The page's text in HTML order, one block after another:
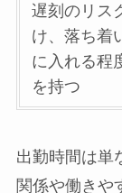
遅刻のリス
け、落ち着
に入れる程
を持つ
出勤時間は単
関係や働きや